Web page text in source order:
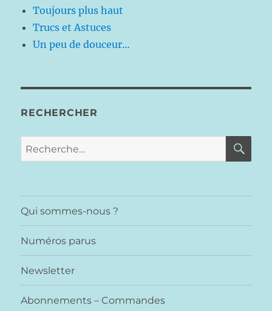
Toujours plus haut
Trucs et Astuces
Un peu de douceur…
RECHERCHER
Recherche
pour :
Qui sommes-nous ?
Numéros parus
Newsletter
Abonnements – Commandes